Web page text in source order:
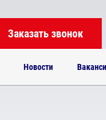
Новости
Заказать звонок